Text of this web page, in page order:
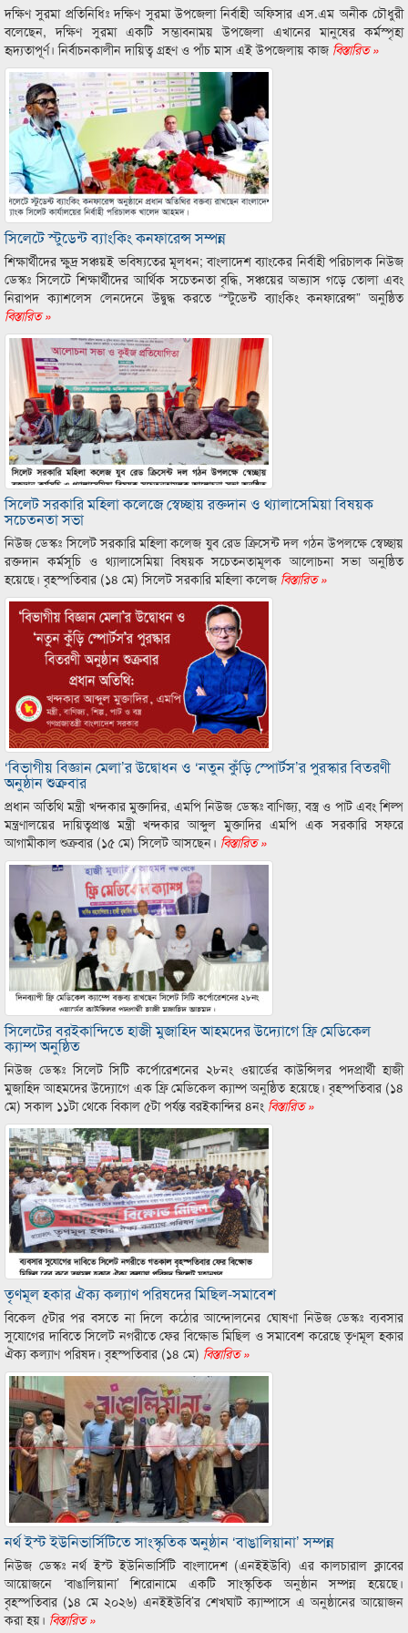
দক্ষিণ সুরমা প্রতিনিধিঃ দক্ষিণ সুরমা উপজেলা নির্বাহী অফিসার এস.এম অনীক চৌধুরী
বলেছেন, দক্ষিণ সুরমা একটি সম্ভাবনাময় উপজেলা এখানের মানুষের কর্মস্পৃহা
হৃদ্যতাপূর্ণ। নির্বাচনকালীন দায়িত্ব গ্রহণ ও পাঁচ মাস এই উপজেলায় কাজ বিস্তারিত »
সিলেটে স্টুডেন্ট ব্যাংকিং কনফারেন্স সম্পন্ন
শিক্ষার্থীদের ক্ষুদ্র সঞ্চয়ই ভবিষ্যতের মূলধন; বাংলাদেশ ব্যাংকের নির্বাহী পরিচালক নিউজ
ডেস্কঃ সিলেটে শিক্ষার্থীদের আর্থিক সচেতনতা বৃদ্ধি, সঞ্চয়ের অভ্যাস গড়ে তোলা এবং
নিরাপদ ক্যাশলেস লেনদেনে উদ্বুদ্ধ করতে “স্টুডেন্ট ব্যাংকিং কনফারেন্স” অনুষ্ঠিত
বিস্তারিত »
সিলেট সরকারি মহিলা কলেজে স্বেচ্ছায় রক্তদান ও থ্যালাসেমিয়া বিষয়ক
সচেতনতা সভা
নিউজ ডেস্কঃ সিলেট সরকারি মহিলা কলেজ যুব রেড ক্রিসেন্ট দল গঠন উপলক্ষে স্বেচ্ছায়
রক্তদান কর্মসূচি ও থ্যালাসেমিয়া বিষয়ক সচেতনতামূলক আলোচনা সভা অনুষ্ঠিত
হয়েছে। বৃহস্পতিবার (১৪ মে) সিলেট সরকারি মহিলা কলেজ বিস্তারিত »
‘বিভাগীয় বিজ্ঞান মেলা’র উদ্বোধন ও ‘নতুন কুঁড়ি স্পোর্টস’র পুরস্কার বিতরণী
অনুষ্ঠান শুক্রবার
প্রধান অতিথি মন্ত্রী খন্দকার মুক্তাদির, এমপি নিউজ ডেস্কঃ বাণিজ্য, বস্ত্র ও পাট এবং শিল্প
মন্ত্রণালয়ের দায়িত্বপ্রাপ্ত মন্ত্রী খন্দকার আব্দুল মুক্তাদির এমপি এক সরকারি সফরে
আগামীকাল শুক্রবার (১৫ মে) সিলেট আসছেন। বিস্তারিত »
সিলেটের বরইকান্দিতে হাজী মুজাহিদ আহমদের উদ্যোগে ফ্রি মেডিকেল
ক্যাম্প অনুষ্ঠিত
নিউজ ডেস্কঃ সিলেট সিটি কর্পোরেশনের ২৮নং ওয়ার্ডের কাউন্সিলর পদপ্রার্থী হাজী
মুজাহিদ আহমদের উদ্যোগে এক ফ্রি মেডিকেল ক্যাম্প অনুষ্ঠিত হয়েছে। বৃহস্পতিবার (১৪
মে) সকাল ১১টা থেকে বিকাল ৫টা পর্যন্ত বরইকান্দির ৪নং বিস্তারিত »
তৃণমূল হকার ঐক্য কল্যাণ পরিষদের মিছিল-সমাবেশ
বিকেল ৫টার পর বসতে না দিলে কঠোর আন্দোলনের ঘোষণা নিউজ ডেস্কঃ ব্যবসার
সুযোগের দাবিতে সিলেট নগরীতে ফের বিক্ষোভ মিছিল ও সমাবেশ করেছে তৃণমূল হকার
ঐক্য কল্যাণ পরিষদ। বৃহস্পতিবার (১৪ মে) বিস্তারিত »
নর্থ ইস্ট ইউনিভার্সিটিতে সাংস্কৃতিক অনুষ্ঠান ‘বাঙালিয়ানা’ সম্পন্ন
নিউজ ডেস্কঃ নর্থ ইস্ট ইউনিভার্সিটি বাংলাদেশ (এনইইউবি) এর কালচারাল ক্লাবের
আয়োজনে ‘বাঙালিয়ানা’ শিরোনামে একটি সাংস্কৃতিক অনুষ্ঠান সম্পন্ন হয়েছে।
বৃহস্পতিবার (১৪ মে ২০২৬) এনইইউবি’র শেখঘাট ক্যাম্পাসে এ অনুষ্ঠানের আয়োজন
করা হয়। বিস্তারিত »